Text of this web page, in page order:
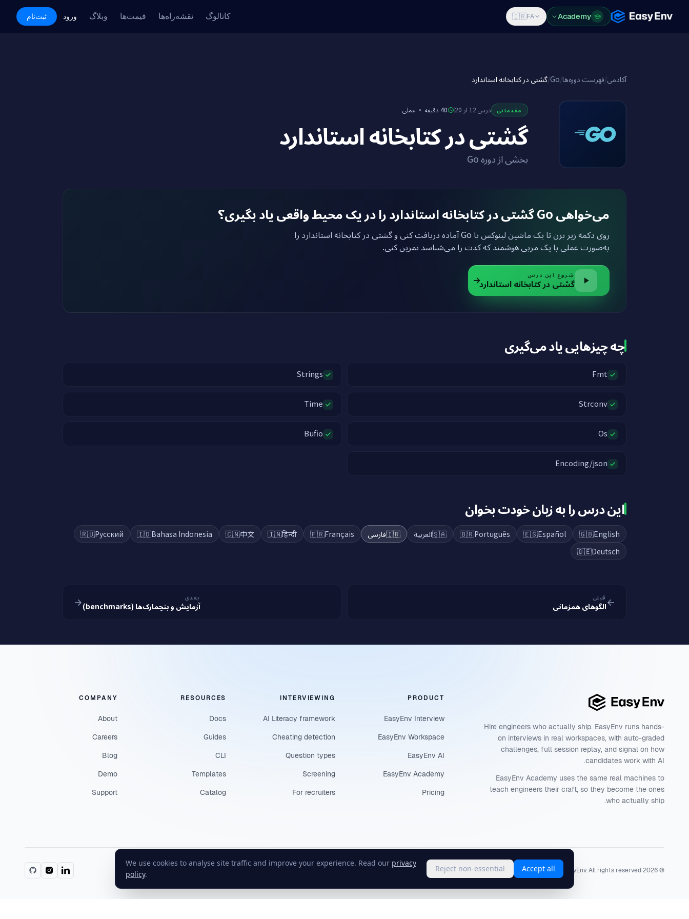
We use cookies to analyse site traffic and improve your experience. Read our privacy
policy.
Reject non-essential Accept all
Academy Features Pricing Blog Log in Sign Up
Academy
🇮🇷FA کاتالوگ نقشه‌راه‌ها قیمت‌ها وبلاگ ورود ثبت‌نام
آکادمی/فهرست دوره‌ها/
Go
/گشتی در کتابخانه استاندارد
مقدماتی درس 12 از 20 40 دقیقه ·عملی
گشتی در کتابخانه استاندارد
بخشی از دوره Go
می‌خواهی Go گشتی در کتابخانه استاندارد را در یک محیط واقعی یاد بگیری؟
روی دکمه زیر بزن تا یک ماشین لینوکس با Go آماده دریافت کنی و گشتی در کتابخانه استاندارد را
به‌صورت عملی با یک مربی هوشمند که کدت را می‌شناسد تمرین کنی.
شروع این درس
گشتی در کتابخانه استاندارد
چه چیزهایی یاد می‌گیری
Fmt
Strings
Strconv
Time
Os
Bufio
Encoding/json
این درس را به زبان خودت بخوان
🇬🇧English
🇪🇸Español
🇧🇷Português
🇸🇦العربية 🇮🇷فارسی 🇫🇷Français
🇮🇳हिन्दी
🇨🇳中文
🇮🇩Bahasa Indonesia
🇷🇺Русский
🇩🇪Deutsch
قبلی
الگوهای همزمانی
بعدی
آزمایش و بنچمارک‌ها (benchmarks)
Hire engineers who actually ship. EasyEnv runs hands-
on interviews in real workspaces, with auto-graded
challenges, full session replay, and signal on how
candidates work with AI.
EasyEnv Academy uses the same real machines to
teach engineers their craft, so they become the ones
who actually ship.
PRODUCT
EasyEnv Interview
EasyEnv Workspace
EasyEnv AI
EasyEnv Academy
Pricing
INTERVIEWING
AI Literacy framework
Cheating detection
Question types
Screening
For recruiters
RESOURCES
Docs
Guides
CLI
Templates
Catalog
COMPANY
About
Careers
Blog
Demo
Support
©
2026
Terms Privacy · Status